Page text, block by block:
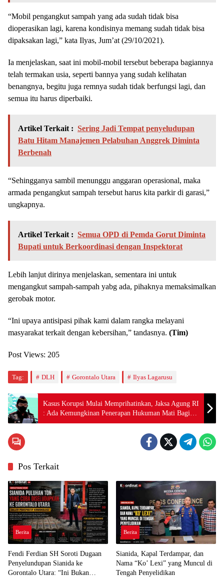
“Mobil pengangkut sampah yang ada sudah tidak bisa
dioperasikan lagi, karena kondisinya memang sudah tidak bisa
dipaksakan lagi,” kata Ilyas, Jum’at (29/10/2021).
Ia menjelaskan, saat ini mobil-mobil tersebut beberapa bagiannya
telah termakan usia, seperti bannya yang sudah kelihatan
benangnya, begitu juga remnya sudah tidak berfungsi lagi, dan
semua itu harus diperbaiki.
Artikel Terkait : Sering Jadi Tempat penyeludupan
Batu Hitam Manajemen Pelabuhan Anggrek Diminta
Berbenah
“Sehingganya sambil menunggu anggaran operasional, maka
armada pengangkut sampah tersebut harus kita parkir di garasi,”
ungkapnya.
Artikel Terkait : Semua OPD di Pemda Gorut Diminta
Bupati untuk Berkoordinasi dengan Inspektorat
Lebih lanjut dirinya menjelaskan, sementara ini untuk
mengangkut sampah-sampah yabg ada, pihaknya memaksimalkan
gerobak motor.
“Ini upaya antisipasi pihak kami dalam rangka melayani
masyarakat terkait dengan kebersihan,” tandasnya. (Tim)
Post Views: 205
Tag: DLH Gorontalo Utara Ilyas Lagarusu
Kasus Korupsi Mulai Memprihatinkan, Jaksa Agung RI
: Ada Kemungkinan Penerapan Hukuman Mati Bagi
Koruptor
Pos Terkait
Berita
Fendi Ferdian SH Soroti Dugaan
Penyelundupan Sianida ke
Gorontalo Utara: “Ini Bukan
Berita
Sianida, Kapal Terdampar, dan
Nama “Ko’ Lexi” yang Muncul di
Tengah Penyelidikan